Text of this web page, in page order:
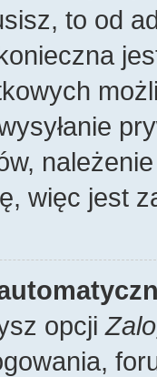
to od
więc jest
opcji